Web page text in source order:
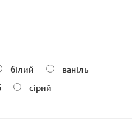
білий
ваніль
сірий